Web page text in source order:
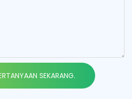
SEKARANG.